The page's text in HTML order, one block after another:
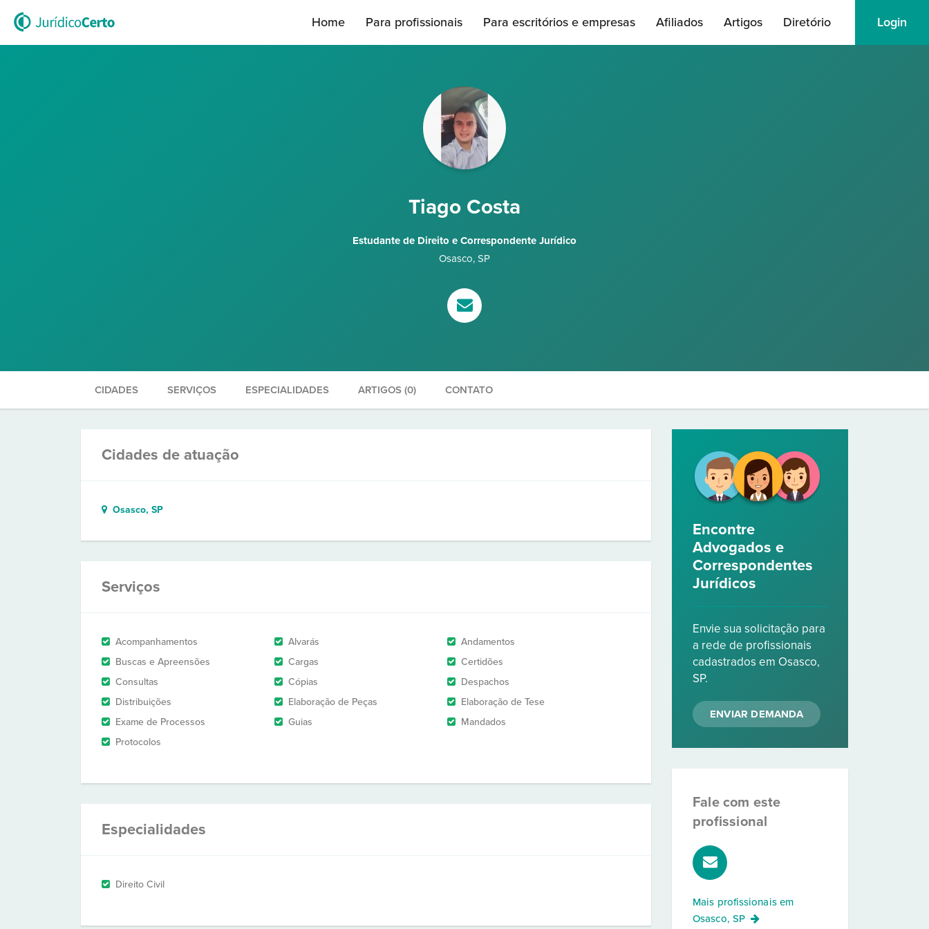
Home Para profissionais Para escritórios e empresas Afiliados Artigos Diretório Login
Tiago Costa
Estudante de Direito e Correspondente Jurídico
Osasco, SP
CIDADES SERVIÇOS ESPECIALIDADES ARTIGOS (0) CONTATO
Cidades de atuação
Osasco, SP
Serviços
Acompanhamentos Alvarás
Andamentos
Buscas e Apreensões
Cargas
Certidões
Consultas
Cópias
Despachos
Distribuições
Elaboração de Peças
Elaboração de Tese
Exame de Processos
Guias
Mandados
Protocolos
Especialidades
Direito Civil
Encontre
Advogados e
Correspondentes
Jurídicos
Envie sua solicitação para
a rede de profissionais
cadastrados em Osasco,
SP.
ENVIAR DEMANDA
Fale com este
profissional
Mais profissionais em
Osasco, SP